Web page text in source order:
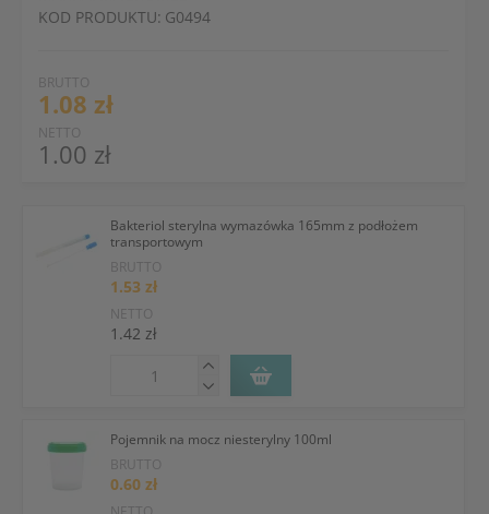
BRUTTO
1.08 zł
NETTO
1.00 zł
KOD PRODUKTU: G0494
Bakteriol sterylna wymazówka 165mm z podłożem
transportowym
BRUTTO
1.53 zł
NETTO
1.42 zł
Pojemnik na mocz niesterylny 100ml
BRUTTO
0.60 zł